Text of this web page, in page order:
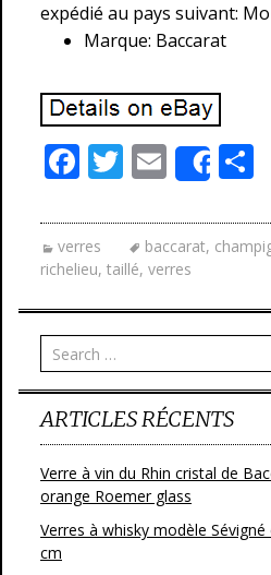
expédié au pays suivant:
Marque: Baccarat
F
e
b
o
o
k
T
itt
er
E
m
ai
l
Share
verres baccarat,
richelieu, taillé, verres
ARTICLES RÉCENTS
Verre à vin du Rhin cristal de
orange Roemer glass
Verres à whisky modèle
cm